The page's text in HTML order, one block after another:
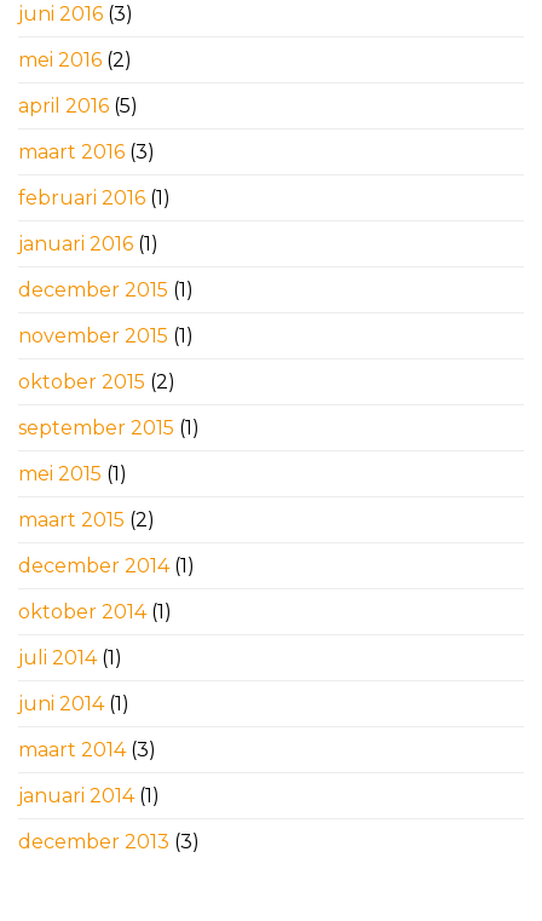
juni 2016 (3)
mei 2016 (2)
april 2016 (5)
maart 2016 (3)
februari 2016 (1)
januari 2016 (1)
december 2015 (1)
november 2015 (1)
oktober 2015 (2)
september 2015 (1)
mei 2015 (1)
maart 2015 (2)
december 2014(1)
oktober 2014(1)
juli 2014(1)
juni 2014(1)
maart 2014(3)
januari 2014(1)
december 2013 (3)